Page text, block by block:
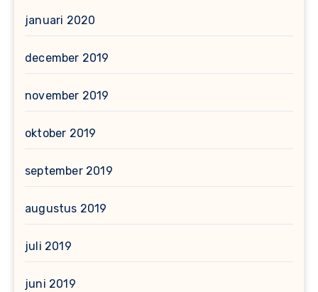
januari 2020
december 2019
november 2019
oktober 2019
september 2019
augustus 2019
juli 2019
juni 2019